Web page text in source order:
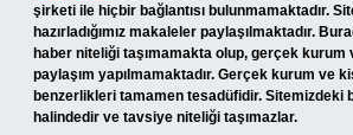
şirketi ile hiçbir bağlantısı bulunmamaktadır.
hazırladığımız makaleler paylaşılmaktadır.
haber niteliği taşımamakta olup, gerçek kurum
paylaşım yapılmamaktadır. Gerçek kurum ve
benzerlikleri tamamen tesadüfidir. Sitemizdeki
halindedir ve tavsiye niteliği taşımazlar.